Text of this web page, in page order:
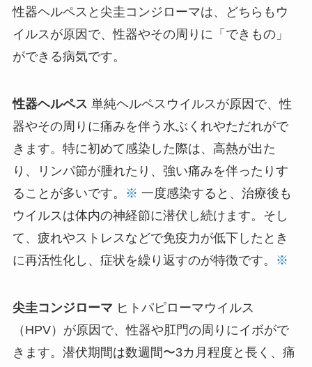
性器ヘルペスと尖圭コンジローマは、どちらもウ
イルスが原因で、性器やその周りに「できもの」
ができる病気です。
性器ヘルペス 単純ヘルペスウイルスが原因で、性
器やその周りに痛みを伴う水ぶくれやただれがで
きます。特に初めて感染した際は、高熱が出た
り、リンパ節が腫れたり、強い痛みを伴ったりす
ることが多いです。
※ 一度感染すると、治療後も
ウイルスは体内の神経節に潜伏し続けます。そし
て、疲れやストレスなどで免疫力が低下したとき
に再活性化し、症状を繰り返すのが特徴です。
※
尖圭コンジローマ ヒトパピローマウイルス
（HPV）が原因で、性器や肛門の周りにイボがで
きます。潜伏期間は数週間〜3カ月程度と長く、痛